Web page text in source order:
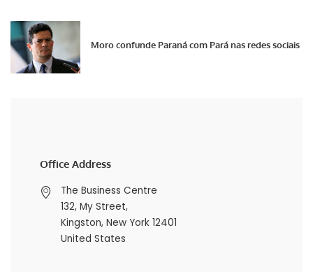
Moro confunde Paraná com Pará nas redes sociais
Office Address
The Business Centre
132, My Street,
Kingston, New York 12401
United States